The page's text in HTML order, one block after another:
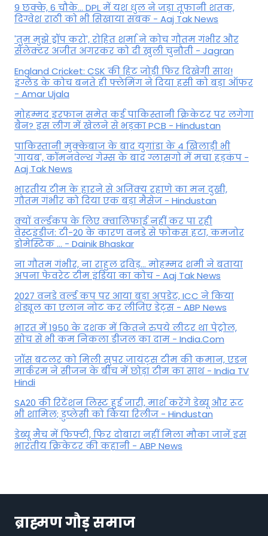
9 छक्के, 6 चौके... DPL में यश धुल ने जड़ा तूफानी शतक,
द‍िग्वेश राठी को भी स‍िखाया सबक - Aaj Tak News
'तुम मुझे ड्रॉप करो', रोहित शर्मा ने कोच गौतम गंभीर और
सेलेक्टर अजीत अगरकर को दी खुली चुनौती - Jagran
England Cricket: CSK की हिट जोड़ी फिर दिखेगी साथ!
इंग्लैंड के कोच बनते ही फ्लेमिंग ने दिया हसी को बड़ा ऑफर
- Amar Ujala
मोहम्मद इरफान समेत कई पाकिस्तानी क्रिकेटर पर लगेगा
बैन? इस लीग में खेलने से भड़का PCB - Hindustan
पाकिस्तानी मुक्केबाज के बाद युगांडा के 4 खिलाड़ी भी
'गायब', कॉमनवेल्थ गेम्स के बाद ग्लासगो में मचा हड़कंप -
Aaj Tak News
भारतीय टीम के हारने से अजिंक्य रहाणे का मन दुखी,
गौतम गंभीर को दिया एक बड़ा मैसेज - Hindustan
क्यों वर्ल्डकप के लिए क्वालिफाई नहीं कर पा रही
वेस्टइंडीज: टी-20 के कारण वनडे से फोकस हटा, कमजोर
डोमेस्टिक ... - Dainik Bhaskar
ना गौतम गंभीर, ना राहुल द्रव‍िड़... मोहम्मद शमी ने बताया
अपना फेवरेट टीम इंड‍िया का कोच - Aaj Tak News
2027 वनडे वर्ल्ड कप पर आया बड़ा अपडेट, ICC ने किया
शेड्यूल का एलान नोट कर लीजिए डेट्स - ABP News
भारत में 1950 के दशक में कितने रुपये लीटर था पेट्रोल,
सोच से भी कम निकला डीजल का दाम - India.Com
जॉस बटलर को मिली सुपर जायंट्स टीम की कमान, एडन
मार्करम ने सीजन के बीच में छोड़ा टीम का साथ - India TV
Hindi
SA20 की रिटेंशन लिस्ट हुई जारी, मार्श करेंगे डेब्यू और रूट
भी शामिल; डुप्लेसी को किया रिलीज - Hindustan
डेब्यू मैच में फिफ्टी, फिर दोबारा नहीं मिला मौका जानें इस
भारतीय क्रिकेटर की कहानी - ABP News
ब्राह्मण गौड़ समाज